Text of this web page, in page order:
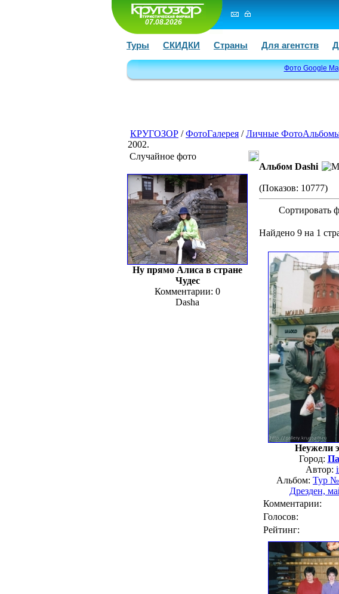
07.08.2026
Туры СКИДКИ Страны Для агентств
Фото Google
КРУГОЗОР /ФотоГалерея /Личные
2002.
Случайное фото
Ну прямо Алиса в стране
Чудес
Комментарии: 0
Dasha
Альбом Dashi
(Показов: 10777)
Сортировать
Найдено 9 на 1
Неужели
Город:
Автор:
Альбом: Тур
Дрезден,
Комментарии:
Голосов:
Рейтинг: